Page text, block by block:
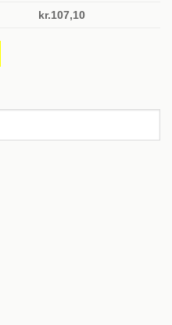
kr.107,10